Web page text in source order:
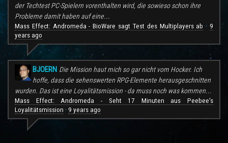
der Techtest PC-Spielern vorenthalten wird, die sowieso schon ihre
Probleme damit haben auf eine...
Mass Effect: Andromeda - BioWare sagt Test des Multiplayers ab ·9
years ago
BJOERN Die Mission haut mich so gar nicht vom Hocker. Ich
hoffe, dass die sehenswerten RPG-Elemente herausgeschnitten
wurden. Das ist eine Loyalitätsmission - da muss noch was kommen...
Mass Effect: Andromeda - Seht 17 Minuten aus Peebee's
Loyalitätsmission · 9 years ago